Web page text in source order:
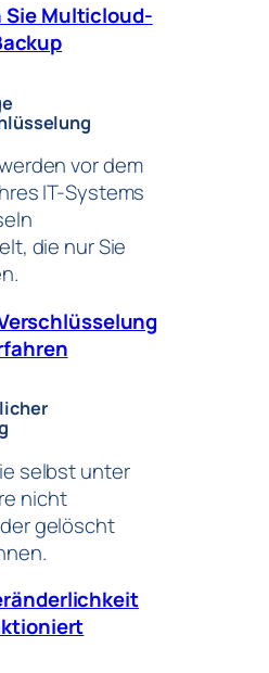
Sie Multicloud-
vor dem
IT-Systems
die nur Sie
selbst unter
nicht
gelöscht